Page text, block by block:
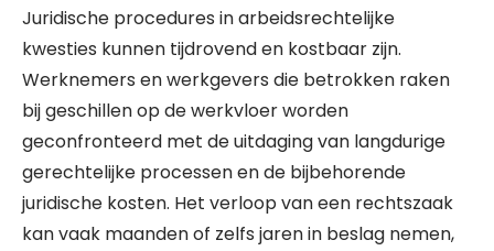
Juridische procedures in arbeidsrechtelijke
kwesties kunnen tijdrovend en kostbaar zijn.
Werknemers en werkgevers die betrokken raken
bij geschillen op de werkvloer worden
geconfronteerd met de uitdaging van langdurige
gerechtelijke processen en de bijbehorende
juridische kosten. Het verloop van een rechtszaak
kan vaak maanden of zelfs jaren in beslag nemen,